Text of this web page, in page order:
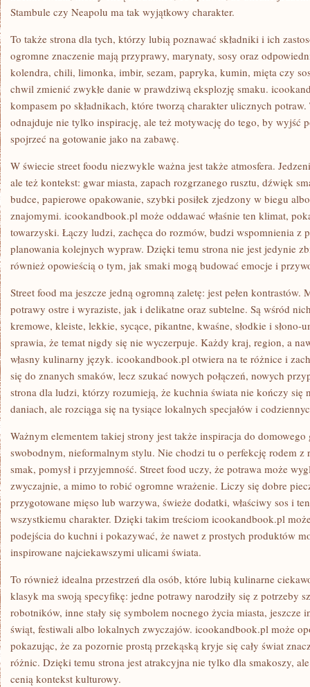
Stambule czy Neapolu ma tak wyjątkowy charakter.
To także strona dla tych, którzy lubią poznawać składniki i ich
ogromne znaczenie mają przyprawy, marynaty, sosy oraz
kolendra, chili, limonka, imbir, sezam, papryka, kumin, mięta czy
chwil zmienić zwykłe danie w prawdziwą eksplozję smaku.
kompasem po składnikach, które tworzą charakter ulicznych
odnajduje nie tylko inspirację, ale też motywację do tego, by wyjść
spojrzeć na gotowanie jako na zabawę.
W świecie street foodu niezwykle ważna jest także atmosfera.
ale też kontekst: gwar miasta, zapach rozgrzanego rusztu, dźwięk
budce, papierowe opakowanie, szybki posiłek zjedzony w biegu
znajomymi. icookandbook.pl może oddawać właśnie ten klimat,
towarzyski. Łączy ludzi, zachęca do rozmów, budzi wspomnienia z
planowania kolejnych wypraw. Dzięki temu strona nie jest jedynie
również opowieścią o tym, jak smaki mogą budować emocje i
Street food ma jeszcze jedną ogromną zaletę: jest pełen
potrawy ostre i wyraziste, jak i delikatne oraz subtelne. Są wśród
kremowe, kleiste, lekkie, sycące, pikantne, kwaśne, słodkie i słono-
sprawia, że temat nigdy się nie wyczerpuje. Każdy kraj, region, a
własny kulinarny język. icookandbook.pl otwiera na te różnice i
się do znanych smaków, lecz szukać nowych połączeń, nowych
strona dla ludzi, którzy rozumieją, że kuchnia świata nie kończy się
daniach, ale rozciąga się na tysiące lokalnych specjałów i
Ważnym elementem takiej strony jest także inspiracja do
swobodnym, nieformalnym stylu. Nie chodzi tu o perfekcję rodem z
smak, pomysł i przyjemność. Street food uczy, że potrawa może
zwyczajnie, a mimo to robić ogromne wrażenie. Liczy się dobre
przygotowane mięso lub warzywa, świeże dodatki, właściwy sos i
wszystkiemu charakter. Dzięki takim treściom icookandbook.pl
podejścia do kuchni i pokazywać, że nawet z prostych produktów
inspirowane najciekawszymi ulicami świata.
To również idealna przestrzeń dla osób, które lubią kulinarne
klasyk ma swoją specyfikę: jedne potrawy narodziły się z potrzeby
robotników, inne stały się symbolem nocnego życia miasta, jeszcze
świąt, festiwali albo lokalnych zwyczajów. icookandbook.pl może
pokazując, że za pozornie prostą przekąską kryje się cały świat
różnic. Dzięki temu strona jest atrakcyjna nie tylko dla smakoszy,
cenią kontekst kulturowy.